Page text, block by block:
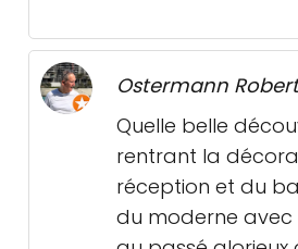
Ostermann Robert
Quelle belle
rentrant la
réception et du
du moderne avec